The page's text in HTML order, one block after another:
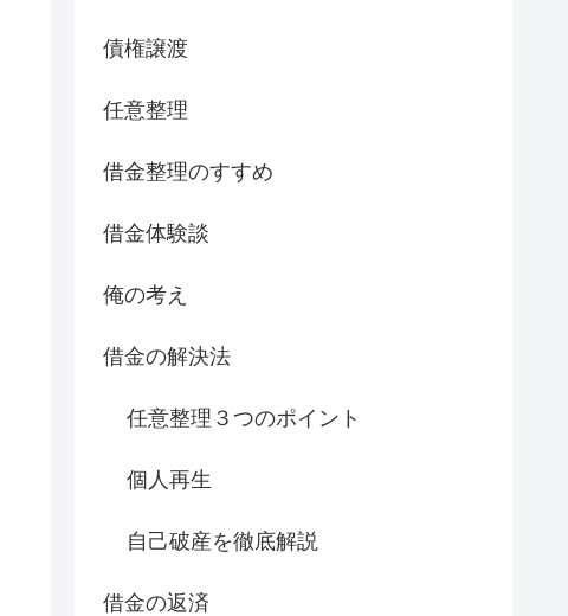
債権譲渡
任意整理
借金整理のすすめ
借金体験談
俺の考え
借金の解決法
任意整理３つのポイント
個人再生
自己破産を徹底解説
借金の返済